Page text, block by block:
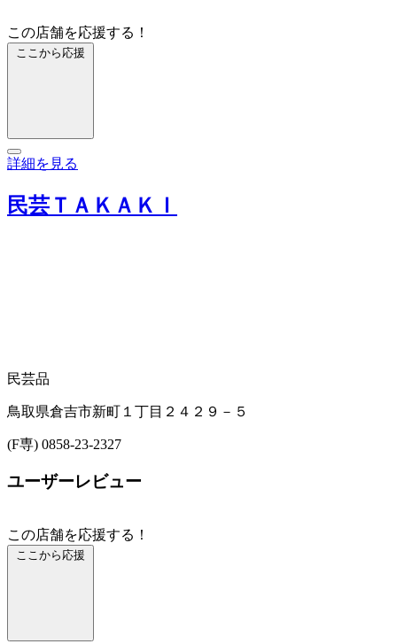
この店舗を応援する！
ここから応援
詳細を見る
民芸ＴＡＫＡＫＩ
民芸品
鳥取県倉吉市新町１丁目２４２９－５
(F専) 0858-23-2327
ユーザーレビュー
この店舗を応援する！
ここから応援